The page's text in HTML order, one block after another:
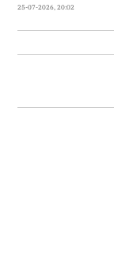
25-07-2026, 20:02